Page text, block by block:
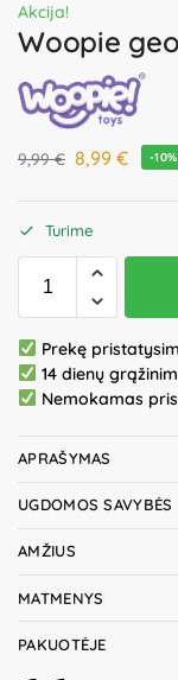
Akcija!
Woopie
9,99€ 8,99 € -10%
Turime
Prekę
14 dienų
Nemokamas
APRAŠYMAS
UGDOMOS SAVYBĖS
AMŽIUS
MATMENYS
PAKUOTĖJE